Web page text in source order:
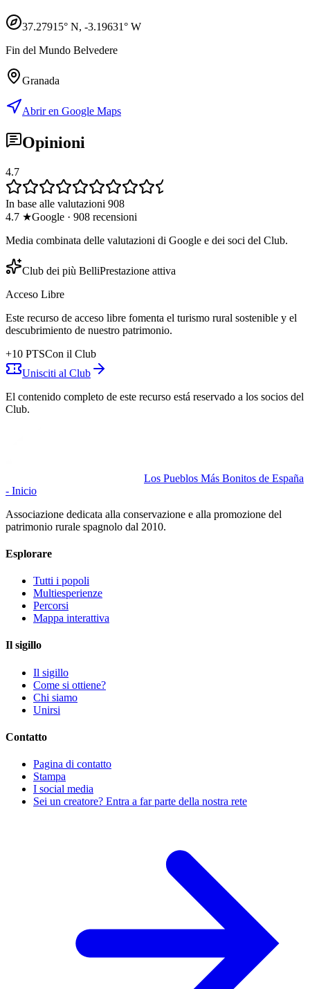
37.27915° N, -3.19631° W
Fin del Mundo Belvedere
Granada
Abrir en Google Maps
Opinioni
4.7
In base alle valutazioni 908
4.7 ★Google · 908 recensioni
Media combinata delle valutazioni di Google e dei soci del Club.
Club dei più BelliPrestazione attiva
Acceso Libre
Este recurso de acceso libre fomenta el turismo rural sostenible y el
descubrimiento de nuestro patrimonio.
+10 PTSCon il Club
Unisciti al Club
El contenido completo de este recurso está reservado a los socios del
Club.
Los Pueblos Más Bonitos de España
- Inicio
Associazione dedicata alla conservazione e alla promozione del
patrimonio rurale spagnolo dal 2010.
Esplorare
Tutti i popoli
Multiesperienze
Percorsi
Mappa interattiva
Il sigillo
Il sigillo
Come si ottiene?
Chi siamo
Unirsi
Contatto
Pagina di contatto
Stampa
I social media
Sei un creatore? Entra a far parte della nostra rete